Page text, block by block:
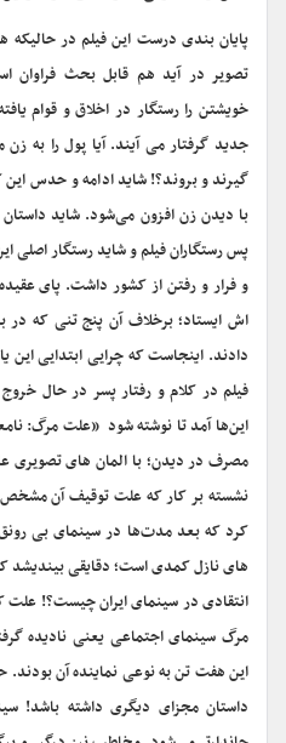
پایان بندی درست این فیلم در حالیکه
تصویر در آید هم قابل بحث
خویشتن را رستگار در اخلاق و قوام
جدید گرفتار می آیند. آیا پول را به
گیرند و بروند؟! شاید ادامه و حدس
با دیدن زن افزون می‌شود. شاید داستان
پس رستگاران فیلم و شاید رستگار
و فرار و رفتن از کشور داشت. پای
اش ایستاد؛ برخلاف آن پنج تنی که در
دادند. اینجاست که چرایی ابتدایی این
فیلم در کلام و رفتار پسر در حال
این‌ها آمد تا نوشته شود «علت مرگ:
مصرف در دیدن؛ با المان های تصویری
نشسته بر کار که علت توقیف آن
کرد که بعد مدت‌ها در سینمای بی
های نازل کمدی است؛ دقایقی بیندیشد
انتقادی در سینمای ایران چیست؟! علت
مرگ سینمای اجتماعی یعنی نادیده
این هفت تن به نوعی نماینده آن بودند.
داستان مجزای دیگری داشته باشد!